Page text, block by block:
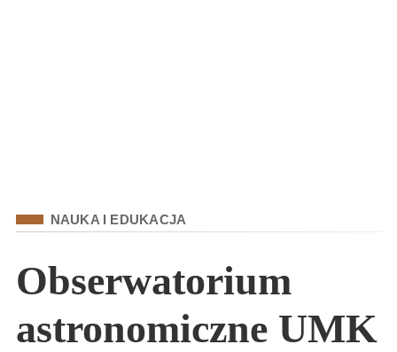
KategoriaNAUKA I EDUKACJA
Obserwatorium
astronomiczne UMK